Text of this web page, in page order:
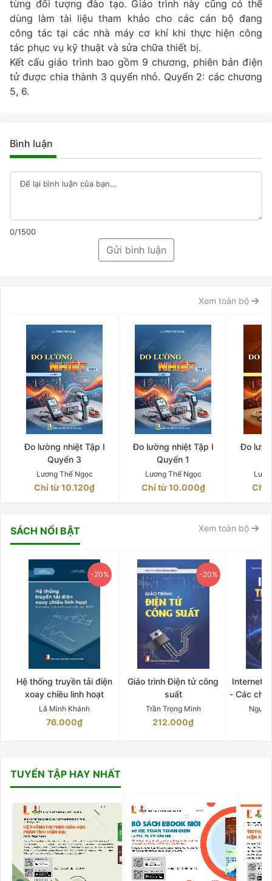
từng đối tượng đào tạo. Giáo trình này cũng có thể
dùng làm tài liệu tham khảo cho các cán bộ đang
công tác tại các nhà máy cơ khí khi thực hiện công
tác phục vụ kỹ thuật và sửa chữa thiết bị.
Kết cấu giáo trình bao gồm 9 chương, phiên bản điện
tử được chia thành 3 quyển nhỏ. Quyển 2: các chương
5, 6.
Bình luận
0/1500
Gửi bình luận
Xem toàn bộ
Đo lường nhiệt Tập I
Quyển 3
Lương Thế Ngọc
Chỉ từ 10.120₫
Đo lường nhiệt Tập I
Quyển 1
Lương Thế Ngọc
Chỉ từ 10.000₫
Đo
Chỉ
SÁCH NỔI BẬT Xem toàn bộ
-20%
Hệ thống truyền tải điện
xoay chiều linh hoạt
Lã Minh Khánh
76.000₫
-20%
Giáo trình Điện tử công
suất
Trần Trọng Minh
212.000₫
Internet
- Các
TUYỂN TẬP HAY NHẤT